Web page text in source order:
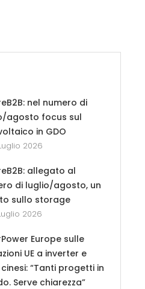
nel numero di
agosto focus sul
in GDO
2026
allegato al
di luglio/agosto, un
sullo storage
2026
Europe sulle
UE a inverter e
cinesi: “Tanti progetti in
Serve chiarezza”